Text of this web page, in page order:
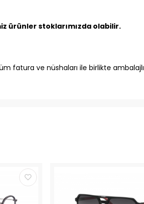
ürünler stoklarımızda olabilir.
fatura ve nüshaları ile birlikte ambalajlı